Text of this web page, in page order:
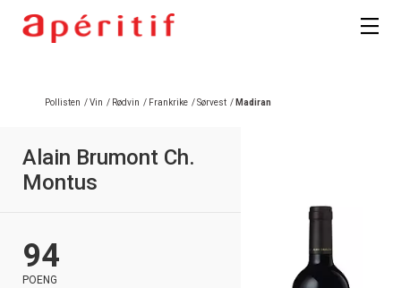
Pollisten /Vin / Rødvin / Frankrike /Sørvest / Madiran
Alain Brumont Ch.
Montus
94
POENG